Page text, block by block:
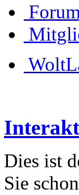
Dies ist
Sie